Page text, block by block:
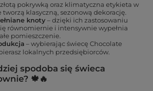
pokrywką oraz klimatyczna etykieta w
klasyczną, sezonową dekorację.
knoty– dzięki ich zastosowaniu
równomiernie i intensywnie wypełnia
pomieszczenie.
– wybierając świecę Chocolate
lokalnych przedsiębiorców.
spodoba się świeca
🍁🔥